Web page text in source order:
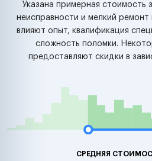
Указана примерная стоимость
неисправности и мелкий
влияют опыт, квалификация
сложность поломки.
предоставляют скидки в
СРЕДНЯЯ